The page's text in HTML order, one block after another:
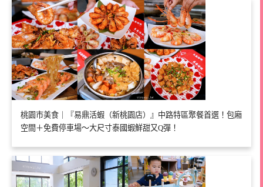
桃園市美食｜『易鼎活蝦（新桃園店）』中路特區聚餐首選！包廂
空間＋免費停車場～大尺寸泰國蝦鮮甜又Q彈！